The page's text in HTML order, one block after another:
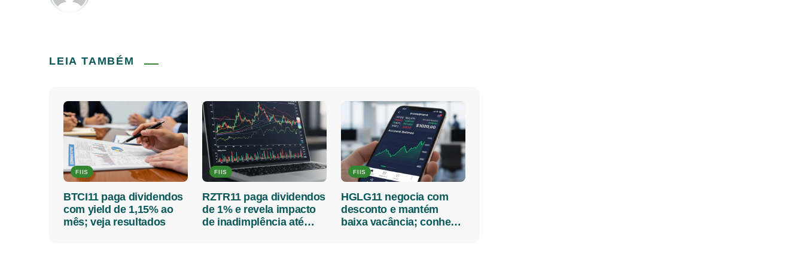
LEIA TAMBÉM
FIIS
BTCI11 paga dividendos
com yield de 1,15% ao
mês; veja resultados
FIIS
RZTR11 paga dividendos
de 1% e revela impacto
de inadimplência até
FIIS
HGLG11 negocia com
desconto e mantém
baixa vacância; conheça